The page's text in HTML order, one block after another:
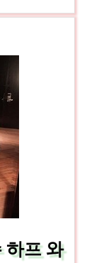
하프 와